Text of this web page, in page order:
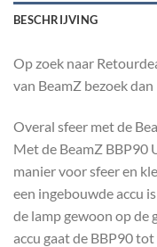
BESCHRIJVING
Op zoek naar
van BeamZ bezoek
Overal sfeer met de
Met de BeamZ BBP90
manier voor sfeer en
een ingebouwde accu
de lamp gewoon op de
accu gaat de BBP90